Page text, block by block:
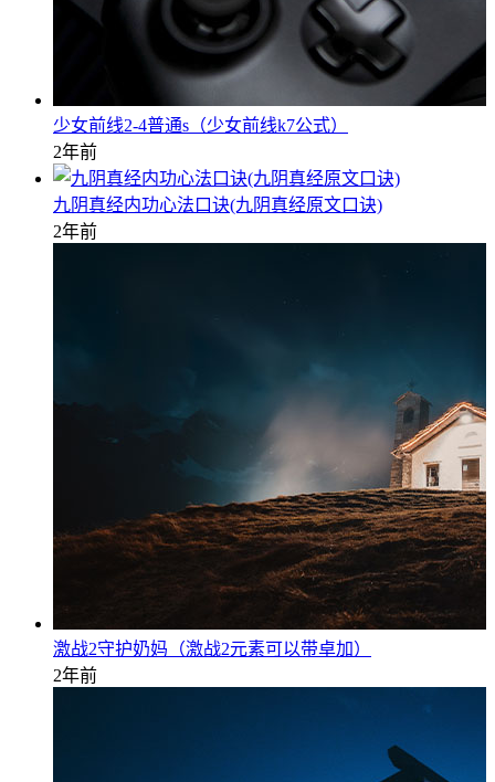
少女前线2-4普通s（少女前线k7公式）
2年前
九阴真经内功心法口诀(九阴真经原文口诀)
2年前
激战2守护奶妈（激战2元素可以带卓加）
2年前